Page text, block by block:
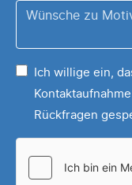
Tassen,
...
Wünsche
Ihrem
MotivIch willige ein,
Rückfragen